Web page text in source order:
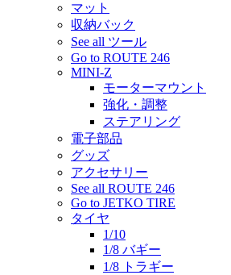
マット
収納バック
See all ツール
Go to ROUTE 246
MINI-Z
モーターマウント
強化・調整
ステアリング
電子部品
グッズ
アクセサリー
See all ROUTE 246
Go to JETKO TIRE
タイヤ
1/10
1/8 バギー
1/8 トラギー